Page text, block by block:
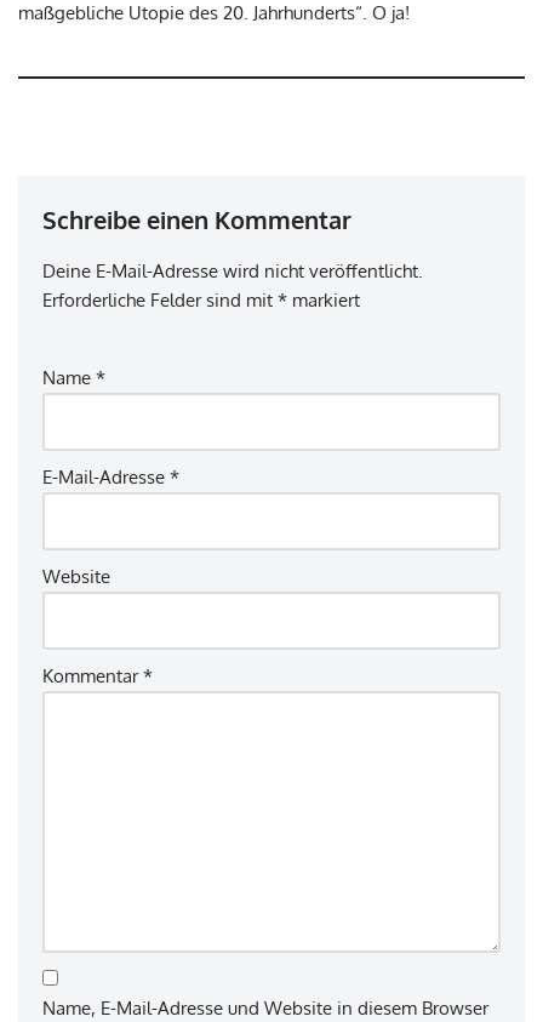
maßgebliche Utopie des 20. Jahrhunderts“. O ja!
Schreibe einen Kommentar
Deine E-Mail-Adresse wird nicht veröffentlicht.
Erforderliche Felder sind mit * markiert
Name *
E-Mail-Adresse *
Website
Kommentar*
Name, E-Mail-Adresse und Website in diesem Browser